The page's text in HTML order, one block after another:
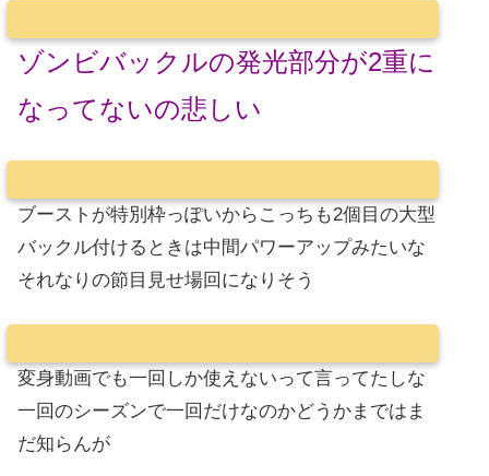
ゾンビバックルの発光部分が2重に
なってないの悲しい
ブーストが特別枠っぽいからこっちも2個目の大型
バックル付けるときは中間パワーアップみたいな
それなりの節目見せ場回になりそう
変身動画でも一回しか使えないって言ってたしな
一回のシーズンで一回だけなのかどうかまではま
だ知らんが